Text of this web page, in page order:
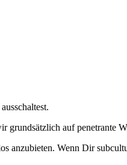
grundsätzlich auf penetrante
anzubieten. Wenn Dir